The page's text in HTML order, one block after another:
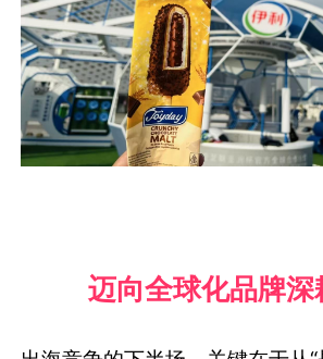
迈向全球化品牌深